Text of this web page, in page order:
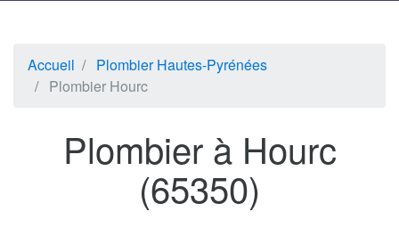
Accueil
Plombier Hautes-Pyrénées
Plombier Hourc
Plombier à Hourc
(65350)